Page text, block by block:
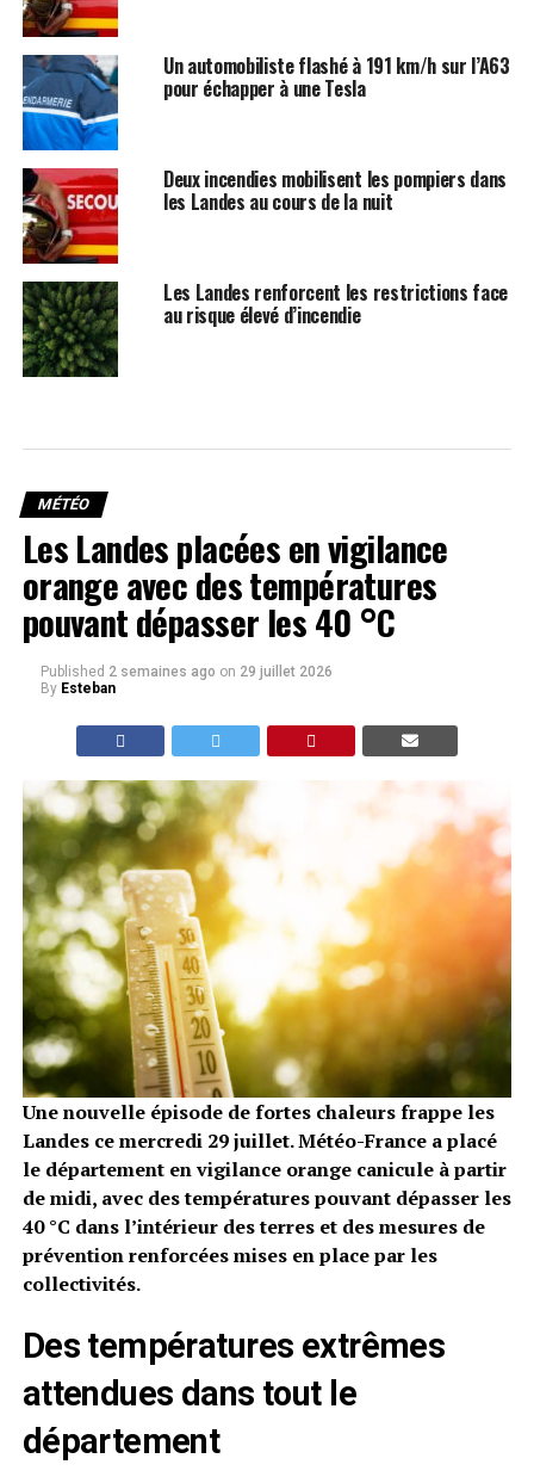
Un automobiliste flashé à 191 km/h sur l’A63
pour échapper à une Tesla
Deux incendies mobilisent les pompiers dans
les Landes au cours de la nuit
Les Landes renforcent les restrictions face
au risque élevé d’incendie
MÉTÉO
Les Landes placées en vigilance
orange avec des températures
pouvant dépasser les 40 °C
Published 2 semaines ago on 29 juillet 2026
By Esteban
Une nouvelle épisode de fortes chaleurs frappe les
Landes ce mercredi 29 juillet. Météo-France a placé
le département en vigilance orange canicule à partir
de midi, avec des températures pouvant dépasser les
40 °C dans l’intérieur des terres et des mesures de
prévention renforcées mises en place par les
collectivités.
Des températures extrêmes
attendues dans tout le
département